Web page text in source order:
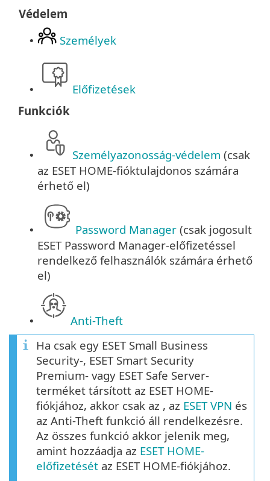
Védelem
• Személyek
•
Előfizetések
Funkciók
• Személyazonosság-védelem (csak
az ESET HOME-fióktulajdonos számára
érhető el)
• Password Manager (csak jogosult
ESET Password Manager-előfizetéssel
rendelkező felhasználók számára érhető
el)
•
Anti-Theft
Ha csak egy ESET Small Business
Security-, ESET Smart Security
Premium- vagy ESET Safe Server-
terméket társított az ESET HOME-
fiókjához, akkor csak az , az ESET VPN és
az Anti-Theft funkció áll rendelkezésre.
Az összes funkció akkor jelenik meg,
amint hozzáadja az ESET HOME-
előfizetését az ESET HOME-fiókjához.